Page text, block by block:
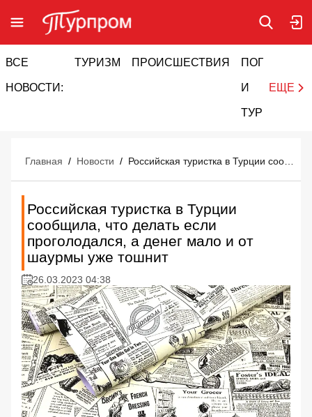
ВСЕ
НОВОСТИ:
ТУРИЗМ ПРОИСШЕСТВИЯ ПОГОДА
И
ТУРИЗМ
ЕЩЕ
Главная / Новости /
Российская туристка в Турции
сообщила, что делать если
проголодался, а денег мало и от
шаурмы уже тошнит
26.03.2023 04:38